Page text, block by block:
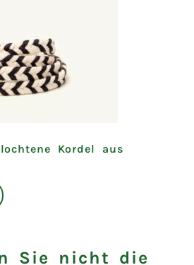
Kordel aus
Sie nicht die